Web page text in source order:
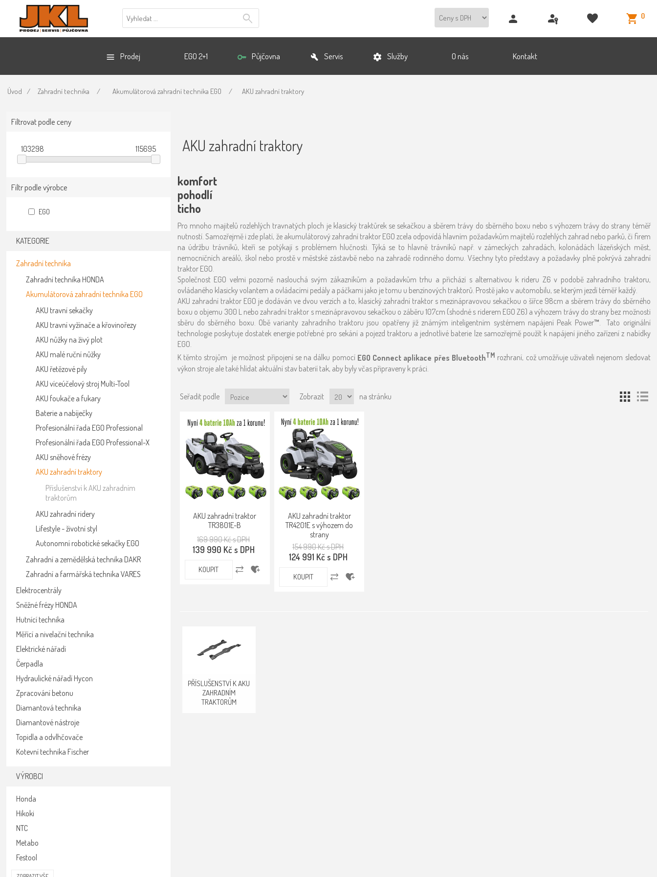
0
Prodej EGO 2+1 Půjčovna Servis Služby O nás Kontakt
Úvod / Zahradní technika / Akumulátorová zahradní technika EGO / AKU zahradní traktory
Filtrovat podle ceny
103298 115695
Filtr podle výrobce
EGO
KATEGORIE
Zahradní technika
Zahradní technika HONDA
Akumulátorová zahradní technika EGO
AKU travní sekačky
AKU travní vyžínače a křovinořezy
AKU nůžky na živý plot
AKU malé ruční nůžky
AKU řetězové pily
AKU víceúčelový stroj Multi-Tool
AKU foukače a fukary
Baterie a nabíječky
Profesionální řada EGO Professional
Profesionální řada EGO Professional-X
AKU sněhové frézy
AKU zahradní traktory
Příslušenství k AKU zahradním
traktorům
AKU zahradní ridery
Lifestyle - životní styl
Autonomní robotické sekačky EGO
Zahradní a zemědělská technika DAKR
Zahradní a farmářská technika VARES
Elektrocentrály
Sněžné frézy HONDA
Hutnící technika
Měřící a nivelační technika
Elektrické nářadí
Čerpadla
Hydraulické nářadí Hycon
Zpracování betonu
Diamantová technika
Diamantové nástroje
Topidla a odvlhčovače
Kotevní technika Fischer
VÝROBCI
Honda
Hikoki
NTC
Metabo
Festool
AKU zahradní traktory
komfort
pohodlí
ticho
Pro mnoho majitelů rozlehlých travnatých ploch je klasický traktůrek se sekačkou a sběrem trávy do sběrného boxu nebo s výhozem trávy do strany téměř
nutností. Samozřejmě i zde platí, že akumulátorový zahradní traktor EGO zcela odpovídá hlavním požadavkům majitelů rozlehlých zahrad nebo parků, či firem
na údržbu trávníků, kteří se potýkají s problémem hlučnosti. Týká se to hlavně trávníků např. v zámeckých zahradách, kolonádách lázeňských měst,
nemocničních areálů, škol nebo prostě v městské zástavbě nebo na zahradě rodinného domu. Všechny tyto představy a požadavky plně pokrývá zahradní
traktor EGO.
Společnost EGO velmi pozorně naslouchá svým zákazníkům a požadavkům trhu a přichází s alternativou k rideru Z6 v podobě zahradního traktoru,
ovládaného klasicky volantem a ovládacími pedály a páčkami jako je tomu u benzínových traktorů. Prostě jako v automobilu, se kterým jezdí téměř každý.
AKU zahradní traktor EGO je dodáván ve dvou verzích a to, klasický zahradní traktor s mezinápravovou sekačkou o šířce 98cm a sběrem trávy do sběrného
boxu o objemu 300 L nebo zahradní traktor s mezinápravovou sekačkou o záběru 107cm (shodné s riderem EGO Z6) a výhozem trávy do strany bez možnosti
sběru do sběrného boxu. Obě varianty zahradního traktoru jsou opatřeny již známým inteligentním systémem napájení Peak Power™. Tato originální
technologie poskytuje dostatek energie potřebné pro sekání a pojezd traktoru a jednotlivé baterie lze samozřejmě použít k napájení jiného zařízení z nabídky
EGO.
K těmto strojům je možnost připojení se na dálku pomocí EGO Connect aplikace přes BluetoothTM rozhraní, což umožňuje uživateli nejenom sledovat
výkon stroje ale také hlídat aktuální stav baterií tak, aby byly včas připraveny k práci.
Seřadit podle Zobrazit na stránku
AKU zahradní traktor
TR3801E-B
169 990 Kč s DPH
139 990 Kč s DPH
KOUPIT
AKU zahradní traktor
TR4201E s výhozem do
strany
154 990 Kč s DPH
124 991 Kč s DPH
KOUPIT
PŘÍSLUŠENSTVÍ K AKU
ZAHRADNÍM
TRAKTORŮM